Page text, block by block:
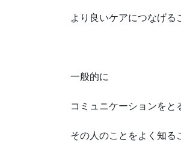
より良いケアにつなげる
一般的に
コミュニケーションをと
その人のことをよく知る